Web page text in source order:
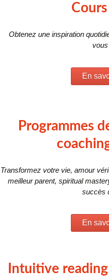
Cours
Obtenez une inspiration
vous
En
Programmes
Transformez votre vie, amour
meilleur parent, spiritual
succès
En
Intuitive